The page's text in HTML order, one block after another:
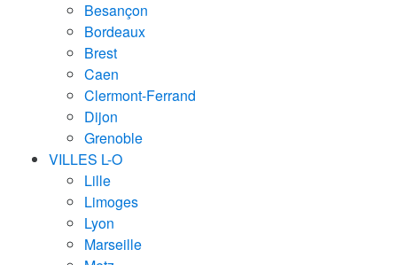
Besançon
Bordeaux
Brest
Caen
Clermont-Ferrand
Dijon
Grenoble
VILLES L-O
Lille
Limoges
Lyon
Marseille